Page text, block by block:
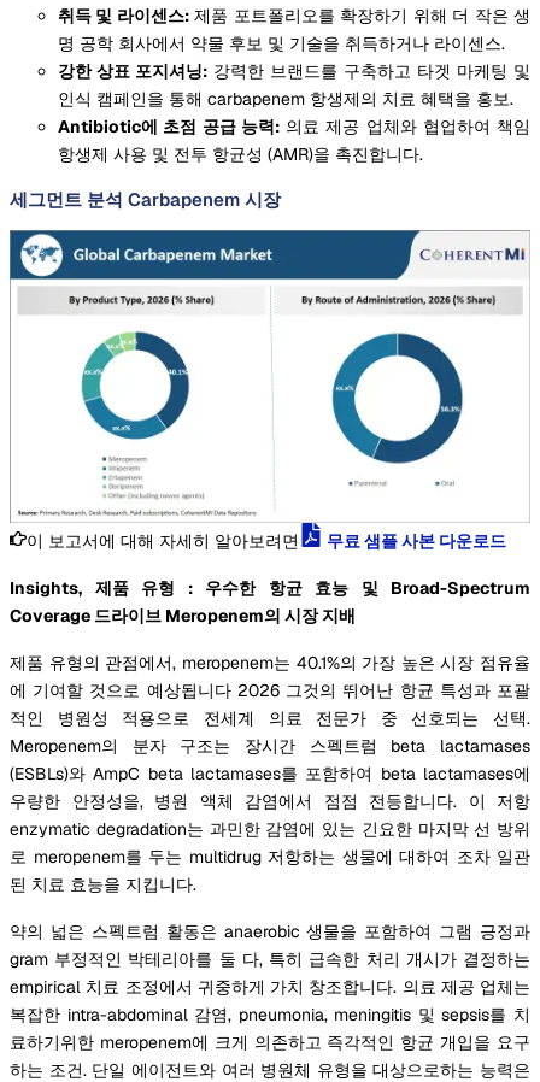
취득 및 라이센스:제품 포트폴리오를 확장하기 위해 더 작은 생
명 공학 회사에서 약물 후보 및 기술을 취득하거나 라이센스.
강한 상표 포지셔닝: 강력한 브랜드를 구축하고 타겟 마케팅 및
인식 캠페인을 통해 carbapenem 항생제의 치료 혜택을 홍보.
Antibiotic에 초점 공급 능력:의료 제공 업체와 협업하여 책임
항생제 사용 및 전투 항균성 (AMR)을 촉진합니다.
세그먼트 분석 Carbapenem 시장
이 보고서에 대해 자세히 알아보려면 무료 샘플 사본 다운로드
Insights, 제품 유형 : 우수한 항균 효능 및 Broad-Spectrum
Coverage 드라이브 Meropenem의 시장 지배
제품 유형의 관점에서, meropenem는 40.1%의 가장 높은 시장 점유율
에 기여할 것으로 예상됩니다 2026 그것의 뛰어난 항균 특성과 포괄
적인 병원성 적용으로 전세계 의료 전문가 중 선호되는 선택.
Meropenem의 분자 구조는 장시간 스펙트럼 beta lactamases
(ESBLs)와 AmpC beta lactamases를 포함하여 beta lactamases에
우량한 안정성을, 병원 액체 감염에서 점점 전등합니다. 이 저항
enzymatic degradation는 과민한 감염에 있는 긴요한 마지막 선 방위
로 meropenem를 두는 multidrug 저항하는 생물에 대하여 조차 일관
된 치료 효능을 지킵니다.
약의 넓은 스펙트럼 활동은 anaerobic 생물을 포함하여 그램 긍정과
gram 부정적인 박테리아를 둘 다, 특히 급속한 처리 개시가 결정하는
empirical 치료 조정에서 귀중하게 가치 창조합니다. 의료 제공 업체는
복잡한 intra-abdominal 감염, pneumonia, meningitis 및 sepsis를 치
료하기위한 meropenem에 크게 의존하고 즉각적인 항균 개입을 요구
하는 조건. 단일 에이전트와 여러 병원체 유형을 대상으로하는 능력은